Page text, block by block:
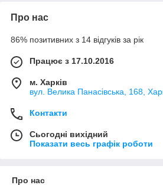
Про нас
86% позитивних з 14 відгуків за рік
Працює з 17.10.2016
м. Харків
вул. Велика Панасівська, 168,
Контакти
Сьогодні вихідний
Показати весь графік роботи
Про нас